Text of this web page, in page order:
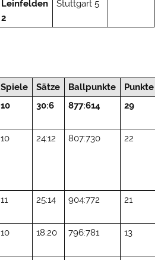
Leinfelden
2
Stuttgart 5
Spiele Sätze Ballpunkte
Punkte
10 30:6 877:614 29
10 24:12 807:730 22
11 25:14 904:772 21
10 18:20 796:781 13